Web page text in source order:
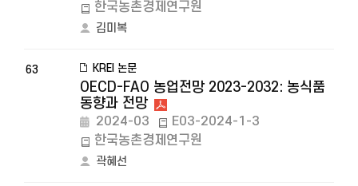
한국농촌경제연구원
김미복
63 KREI 논문
OECD-FAO 농업전망 2023-2032: 농식품
동향과 전망
2024-03
E03-2024-1-3
한국농촌경제연구원
곽혜선